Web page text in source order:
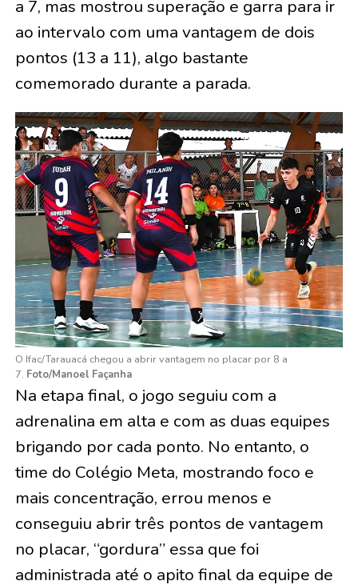
a 7, mas mostrou superação e garra para ir
ao intervalo com uma vantagem de dois
pontos (13 a 11), algo bastante
comemorado durante a parada.
O Ifac/Tarauacá chegou a abrir vantagem no placar por 8 a
7. Foto/Manoel Façanha
Na etapa final, o jogo seguiu com a
adrenalina em alta e com as duas equipes
brigando por cada ponto. No entanto, o
time do Colégio Meta, mostrando foco e
mais concentração, errou menos e
conseguiu abrir três pontos de vantagem
no placar, “gordura” essa que foi
administrada até o apito final da equipe de